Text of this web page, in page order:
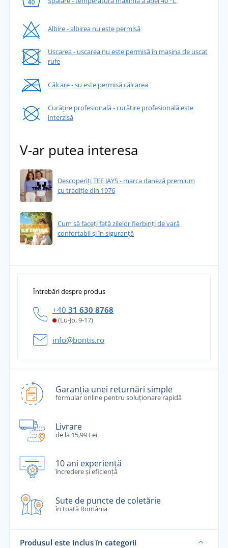
Albire - albirea nu este permisă
Uscarea - uscarea nu este permisă în mașina de uscat
rufe
Călcare - su este permisă călcarea
Curățire profesională - curățire profesională este
interzisă
V-ar putea interesa
Descoperiți TEE JAYS - marca daneză premium
cu tradiție din 1976
Cum să faceți față zilelor fierbinți de vară
confortabil și în siguranță
Întrebări despre produs
+40 31 630 8768
(Lu-Jo, 9-17)
info@bontis.ro
Garanția unei returnări simple
formular online pentru soluționare rapidă
Livrare
de la 15,99 Lei
10 ani experiență
încredere și eficiență
Sute de puncte de coletărie
în toată România
Produsul este inclus în categorii